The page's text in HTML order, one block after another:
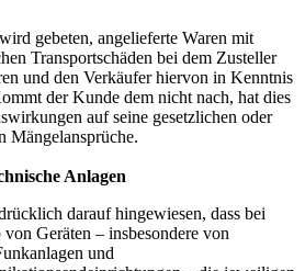
gebeten, angelieferte Waren mit
Transportschäden bei dem Zusteller
und den Verkäufer hiervon in Kenntnis
der Kunde dem nicht nach, hat dies
auf seine gesetzlichen oder
Mängelansprüche.
Anlagen
darauf hingewiesen, dass bei
Geräten – insbesondere von
und